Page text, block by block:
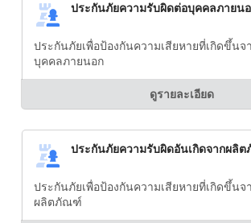
ประกันภัยความรับผิดต่อบุคคลภายน
ประกันภัยเพื่อป้องกันความเสียหายที่เกิดขึ้นจ
บุคคลภายนอก
ดูรายละเอียด
ประกันภัยความรับผิดอันเกิดจากผลิ
ประกันภัยเพื่อป้องกันความเสียหายที่เกิดขึ้นจ
ผลิตภัณฑ์